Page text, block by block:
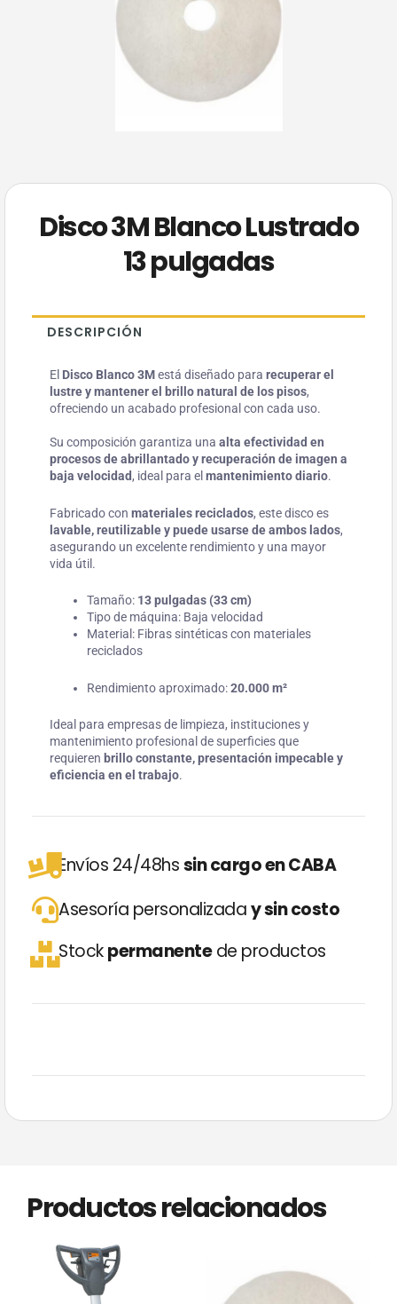
Disco 3M Blanco Lustrado
13 pulgadas
DESCRIPCIÓN
El Disco Blanco 3Mestá diseñado para recuperar el
lustre y mantener el brillo natural de los pisos,
ofreciendo un acabado profesional con cada uso.
Su composición garantiza una alta efectividad en
procesos de abrillantado y recuperación de imagen a
baja velocidad, ideal para el mantenimiento diario.
Fabricado con materiales reciclados, este disco es
lavable, reutilizable y puede usarse de ambos lados,
asegurando un excelente rendimiento y una mayor
vida útil.
Tamaño: 13 pulgadas (33 cm)
Tipo de máquina: Baja velocidad
Material: Fibras sintéticas con materiales
reciclados
Rendimiento aproximado:20.000 m²
Ideal para empresas de limpieza, instituciones y
mantenimiento profesional de superficies que
requieren brillo constante, presentación impecable y
eficiencia en el trabajo.
Envíos 24/48hssin cargo en CABA
Asesoría personalizaday sin costo
Stockpermanentede productos
Productos relacionados